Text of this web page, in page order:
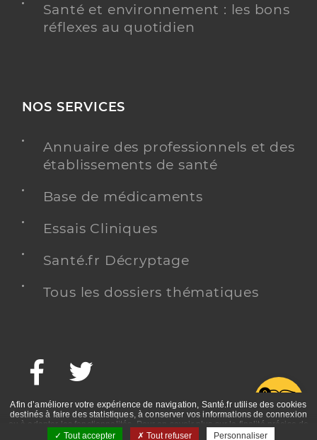
Santé et environnement : les bons
réflexes au quotidien
NOS SERVICES
Annuaire des professionnels et des
établissements de santé
Base de médicaments
Essais Cliniques
Santé.fr Décryptage
Tous les dossiers thématiques
Facebook
Afin d’améliorer votre expérience de navigation, Santé.fr utilise des cookies
destinés à faire des statistiques, à conserver vos informations de connexion
ou à adapter les fonctionnalités. Pour en savoir plus sur la finalité précise de
ces cookies, nous vous invitons à prendre connaissance de la politique de
Tout accepter Tout refuser Personnaliser